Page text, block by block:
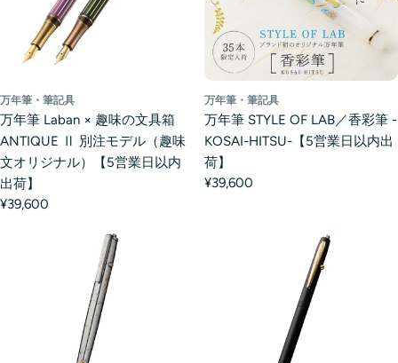
万年筆・筆記具
万年筆 Laban × 趣味の文具箱
ANTIQUE Ⅱ 別注モデル（趣味
文オリジナル）【5営業日以内
出荷】
¥39,600
万年筆・筆記具
万年筆 STYLE OF LAB／香彩筆 -
KOSAI-HITSU-【5営業日以内出
荷】
¥39,600